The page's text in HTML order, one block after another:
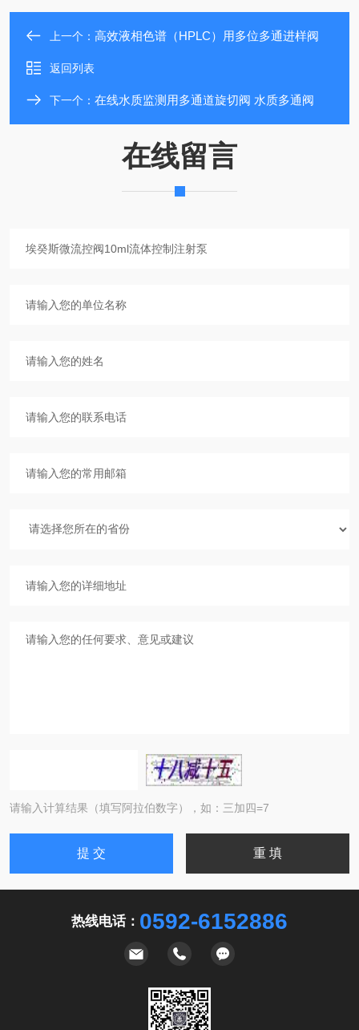
上一个： 高效液相色谱（HPLC）用多位多通进样阀
返回列表
下一个： 在线水质监测用多通道旋切阀 水质多通阀
在线留言
请输入计算结果（填写阿拉伯数字），如：三加四=7
热线电话： 0592-6152886